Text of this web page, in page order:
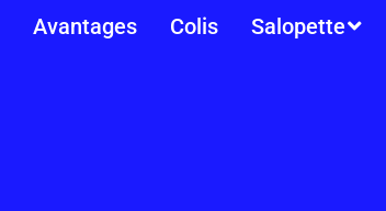
Avantages Colis Salopette